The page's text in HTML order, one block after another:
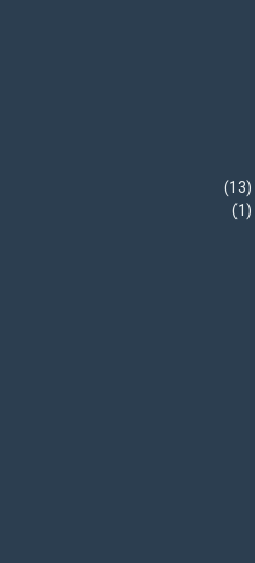
(13)
(1)